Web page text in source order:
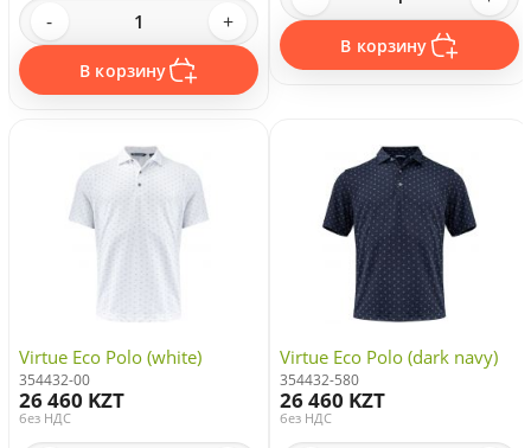
- +
В корзину
В корзину
Virtue Eco Polo (white)
354432-00
26 460 KZT
без НДС
Virtue Eco Polo (dark navy)
354432-580
26 460 KZT
без НДС